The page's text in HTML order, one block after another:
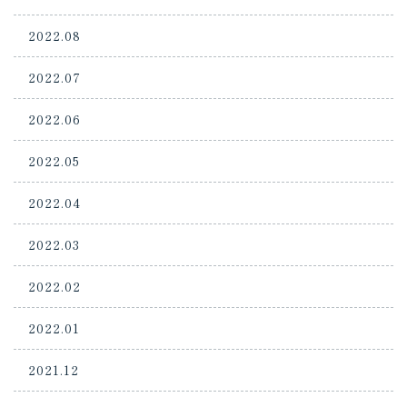
2022.08
2022.07
2022.06
2022.05
2022.04
2022.03
2022.02
2022.01
2021.12